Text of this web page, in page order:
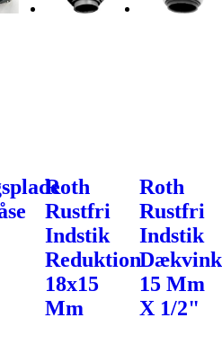
Roth
Rustfri
Indstik
Reduktion
18x15
Mm
Roth
Rustfri
Indstik
15 Mm
X 1/2"